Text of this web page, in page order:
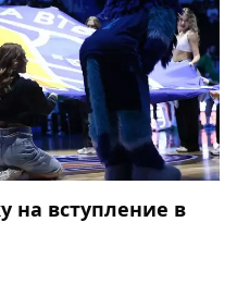
на вступление в